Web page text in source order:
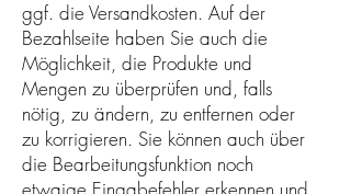
ggf. die Versandkosten. Auf der
Bezahlseite haben Sie auch die
Möglichkeit, die Produkte und
Mengen zu überprüfen und, falls
nötig, zu ändern, zu entfernen oder
zu korrigieren. Sie können auch über
die Bearbeitungsfunktion noch
etwaige Eingabefehler erkennen und